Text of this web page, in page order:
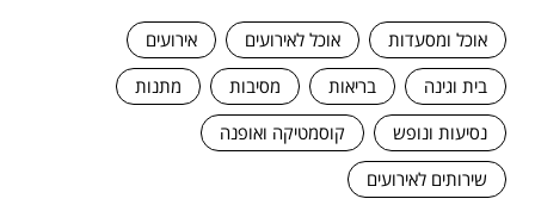
אוכל ומסעדות אוכל לאירועים
אירועים
בית וגינה
בריאות מסיבות
מתנות
נסיעות ונופש
קוסמטיקה ואופנה
שירותים לאירועים